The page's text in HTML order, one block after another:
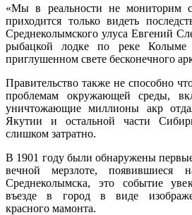
«Мы в реальности не мониторим
приходится только видеть
Среднеколымского улуса Евгений
рыбацкой лодке по реке
приглушенном свете бесконечного
Правительство также не способно
проблемам окружающей среды,
уничтожающие миллионы акр
Якутии и остальной части
слишком затратно.
В 1901 году были обнаружены
вечной мерзлоте, появившиеся
Среднеколымска, это событие
въезде в город в виде
красного мамонта.